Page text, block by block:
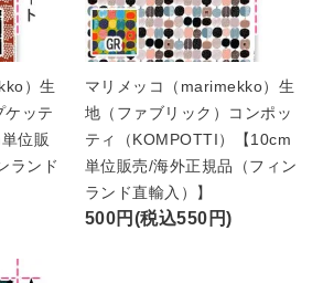
）生
ケッテ
位販
ランド
マリメッコ（marimekko）生
地（ファブリック）コンポッ
ティ（KOMPOTTI）【10cm
単位販売/海外正規品（フィン
ランド直輸入）】
500円(税込550円)